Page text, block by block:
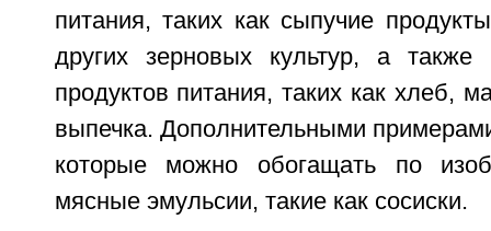
питания, таких как сыпучие
других зерновых культур, а
продуктов питания, таких как хлеб,
выпечка. Дополнительными
которые можно обогащать по
мясные эмульсии, такие как сосиски.